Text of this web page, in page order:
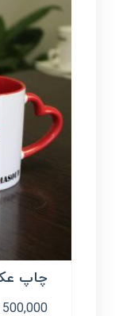
چاپ
500,000